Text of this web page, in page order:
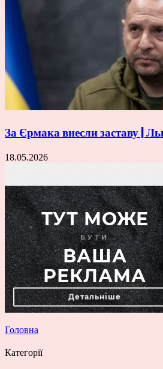
За Єрмака внесли заставу |
18.05.2026
Головна
Категорії